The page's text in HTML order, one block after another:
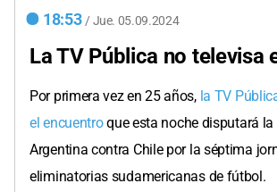
18:53 / Jue. 05.09.2024
La TV Pública no televisa
Por primera vez en 25 años, la TV
el encuentroque esta noche disputará la
Argentina contra Chile por la séptima
eliminatorias sudamericanas de fútbol.